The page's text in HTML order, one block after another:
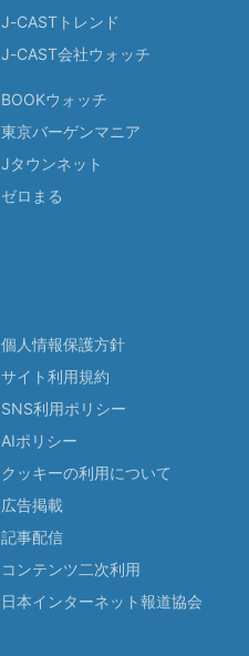
J-CASTトレンド
J-CAST会社ウォッチ
BOOKウォッチ
東京バーゲンマニア
Jタウンネット
ゼロまる
個人情報保護方針
サイト利用規約
SNS利用ポリシー
AIポリシー
クッキーの利用について
広告掲載
記事配信
コンテンツ二次利用
日本インターネット報道協会